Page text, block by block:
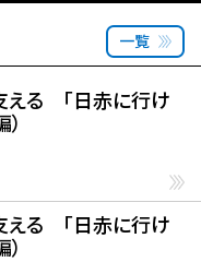
一覧
える 「日赤に行け
える 「日赤に行け